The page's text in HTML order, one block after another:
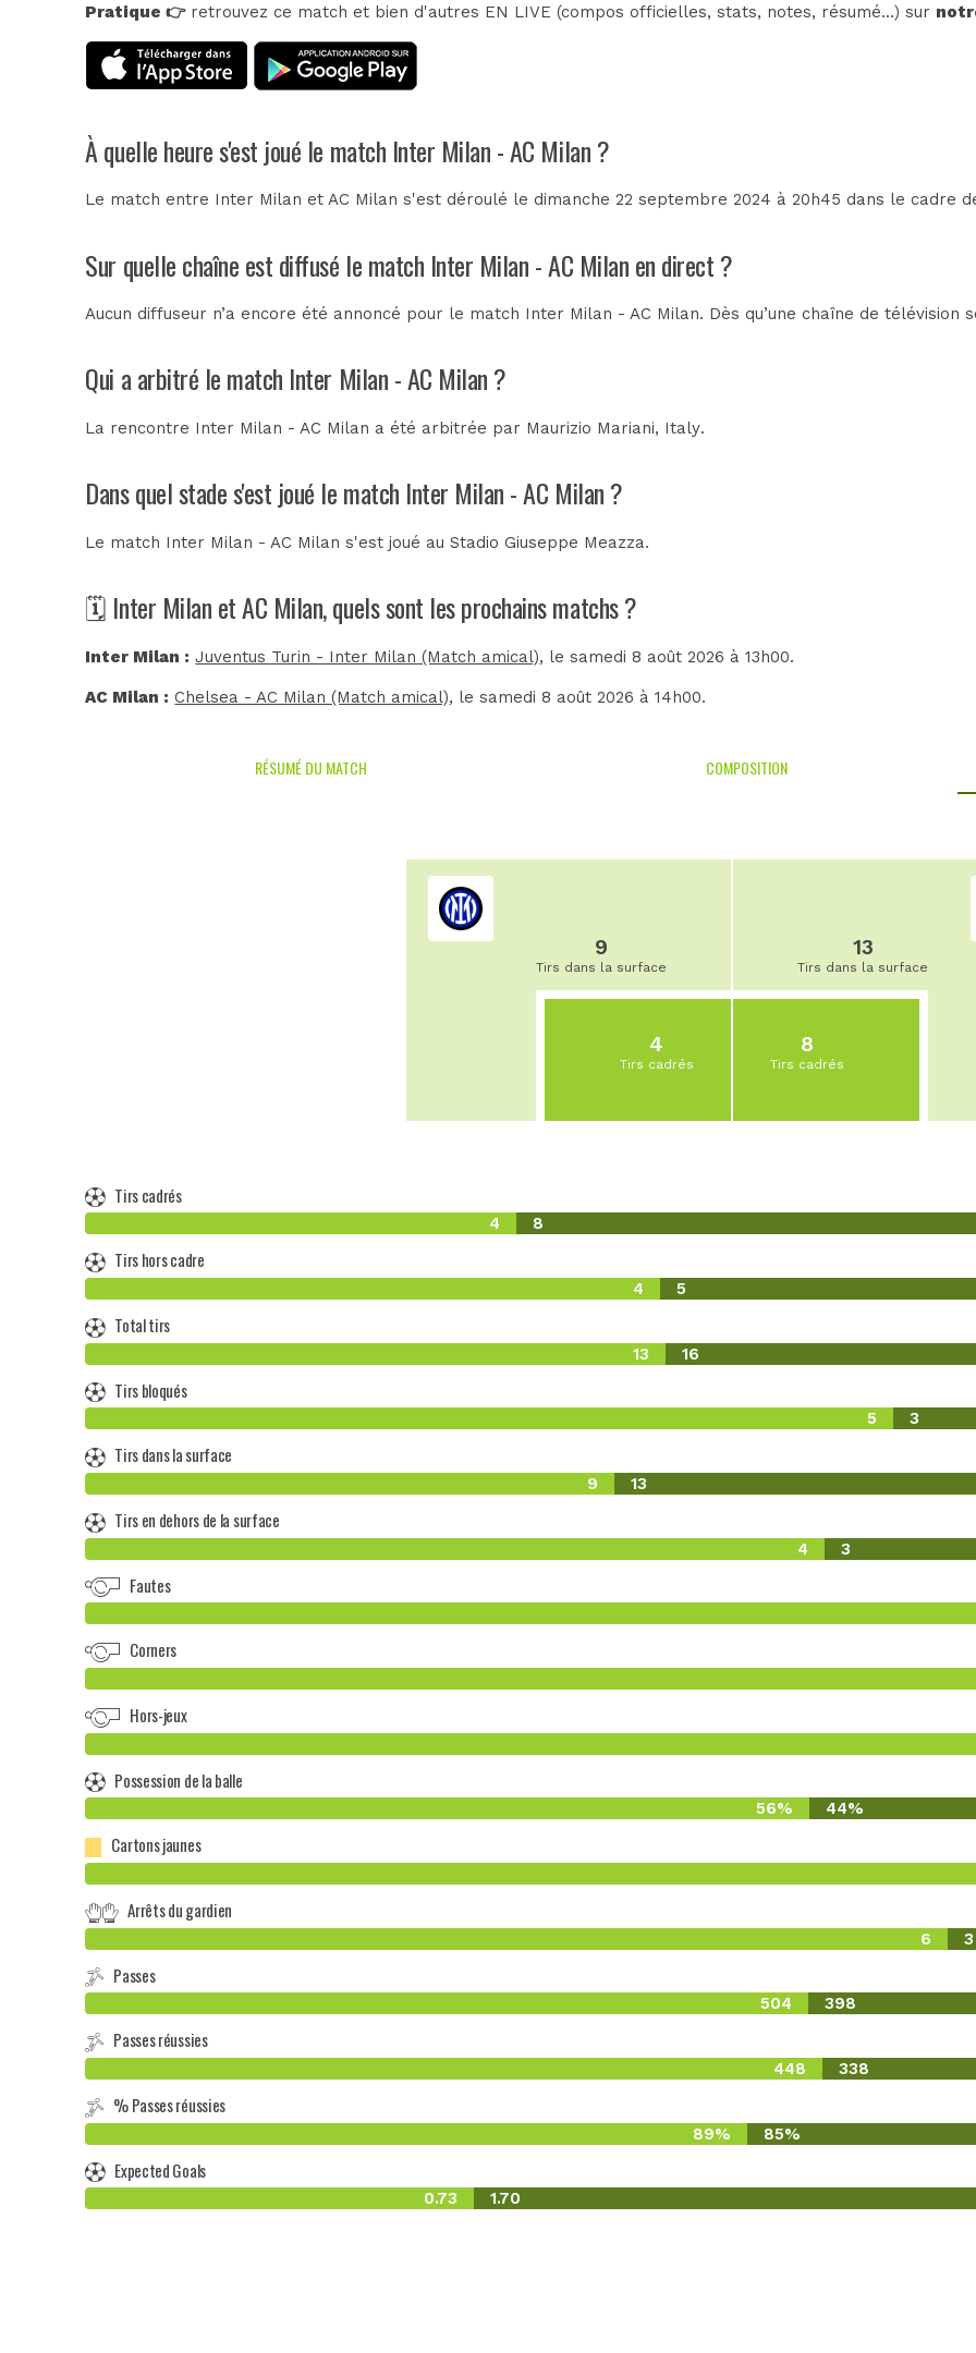
Pratique 👉retrouvez ce match et bien d'autres EN LIVE (compos officielles, stats, notes, résumé...) sur
À quelle heure s'est joué le match Inter Milan - AC Milan ?
Le match entre Inter Milan et AC Milan s'est déroulé le dimanche 22 septembre 2024 à 20h45 dans le cadre
Sur quelle chaîne est diffusé le match Inter Milan - AC Milan en direct ?
Aucun diffuseur n’a encore été annoncé pour le match Inter Milan - AC Milan. Dès qu’une chaîne de
Qui a arbitré le match Inter Milan - AC Milan ?
La rencontre Inter Milan - AC Milan a été arbitrée par Maurizio Mariani, Italy.
Dans quel stade s'est joué le match Inter Milan - AC Milan ?
Le match Inter Milan - AC Milan s'est joué auStadio Giuseppe Meazza.
🗓️ Inter Milan et AC Milan, quels sont les prochains matchs ?
Inter Milan : Juventus Turin - Inter Milan (Match amical), le samedi 8 août 2026 à 13h00.
AC Milan : Chelsea - AC Milan (Match amical), le samedi 8 août 2026 à 14h00.
RÉSUMÉ DU MATCH COMPOSITION
9
Tirs dans la surface
4
Tirs cadrés
13
Tirs dans la surface
8
Tirs cadrés
Tirs cadrés
4 8
Tirs hors cadre
4 5
Total tirs
13 16
Tirs bloqués
5 3
Tirs dans la surface
9 13
Tirs en dehors de la surface
4 3
Fautes
Corners
Hors-jeux
Possession de la balle
56% 44%
Cartons jaunes
Arrêts du gardien
6 3
Passes
504 398
Passes réussies
448 338
% Passes réussies
89% 85%
Expected Goals
0.73 1.70